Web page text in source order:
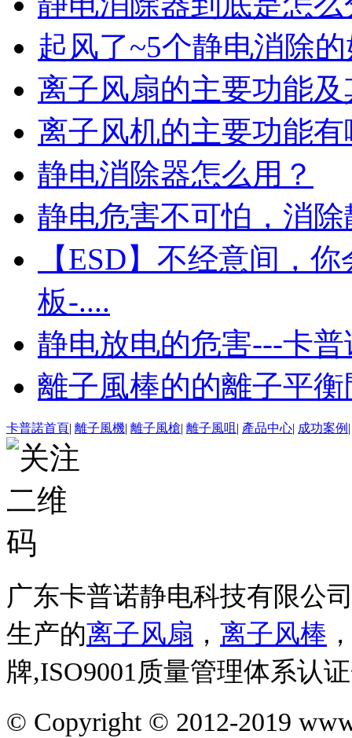
起风了~5个静电消除
离子风扇的主要功能
离子风机的主要功能
静电消除器怎么用？
静电危害不可怕，消
【ESD】不经意间，
板-....
静电放电的危害---卡
離子風棒的的離子平
卡普諾首頁| 離子風機| 離子風槍| 離子風咀 | 產品中心| 成功案例
广东卡普诺静电科技有限公
生产的离子风扇 ， 离子风棒
牌,ISO9001质量管理体系认
© Copyright © 2012-2019